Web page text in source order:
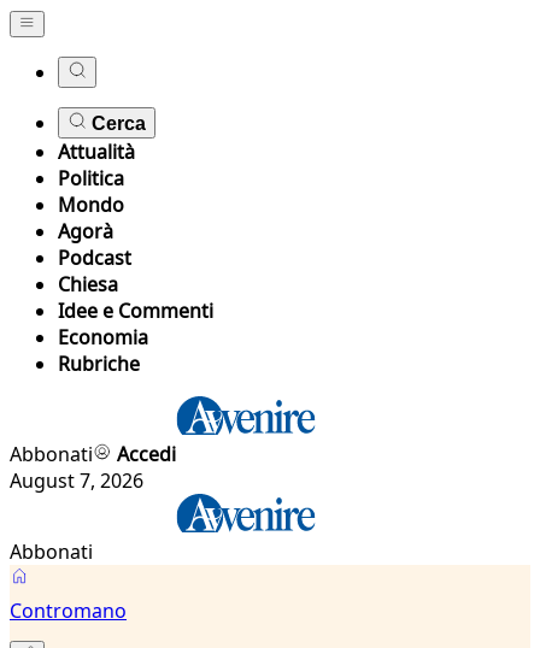
Cerca
Attualità
Politica
Mondo
Agorà
Podcast
Chiesa
Idee e Commenti
Economia
Rubriche
Abbonati
Accedi
August 7, 2026
Abbonati
Contromano